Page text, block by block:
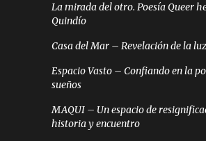
La mirada del otro. Poesía Queer
Quindío
Casa del Mar – Revelación de la luz
Espacio Vasto – Confiando en la
sueños
MAQUI – Un espacio de
historia y encuentro